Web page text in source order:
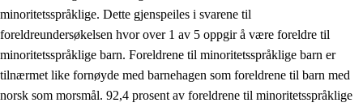
minoritetsspråklige. Dette gjenspeiles i svarene til
foreldreundersøkelsen hvor over 1 av 5 oppgir å være foreldre til
minoritetsspråklige barn. Foreldrene til minoritetsspråklige barn er
tilnærmet like fornøyde med barnehagen som foreldrene til barn med
norsk som morsmål. 92,4 prosent av foreldrene til minoritetsspråklige